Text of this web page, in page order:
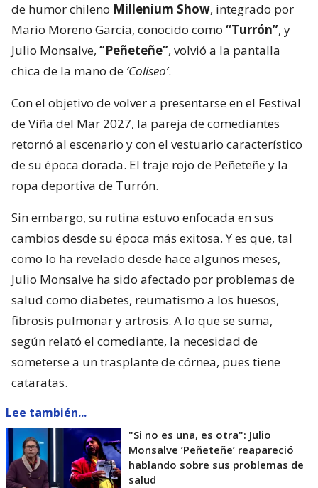
de humor chileno Millenium Show, integrado por
Mario Moreno García, conocido como “Turrón”, y
Julio Monsalve, “Peñeteñe”, volvió a la pantalla
chica de la mano de ‘Coliseo’.
Con el objetivo de volver a presentarse en el Festival
de Viña del Mar 2027, la pareja de comediantes
retornó al escenario y con el vestuario característico
de su época dorada. El traje rojo de Peñeteñe y la
ropa deportiva de Turrón.
Sin embargo, su rutina estuvo enfocada en sus
cambios desde su época más exitosa. Y es que, tal
como lo ha revelado desde hace algunos meses,
Julio Monsalve ha sido afectado por problemas de
salud como diabetes, reumatismo a los huesos,
fibrosis pulmonar y artrosis. A lo que se suma,
según relató el comediante, la necesidad de
someterse a un trasplante de córnea, pues tiene
cataratas.
Lee también...
"Si no es una, es otra": Julio
Monsalve ’Peñeteñe’ reapareció
hablando sobre sus problemas de
salud